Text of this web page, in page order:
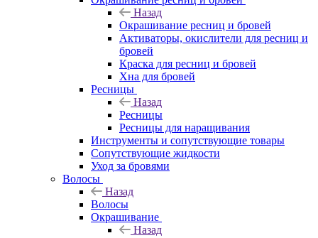
Назад
Окрашивание ресниц и бровей
Активаторы, окислители для ресниц и
бровей
Краска для ресниц и бровей
Хна для бровей
Ресницы
Назад
Ресницы
Ресницы для наращивания
Инструменты и сопутствующие товары
Сопутствующие жидкости
Уход за бровями
Волосы
Назад
Волосы
Окрашивание
Назад